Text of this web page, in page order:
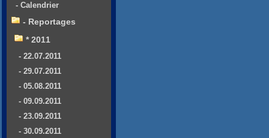
- Calendrier
- Reportages
* 2011
- 22.07.2011
- 29.07.2011
- 05.08.2011
- 09.09.2011
- 23.09.2011
- 30.09.2011